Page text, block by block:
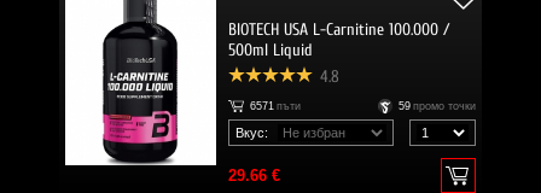
BIOTECH USA L-Carnitine 100.000 /
500ml Liquid
4.8
6571 пъти 59 промо точки
Вкус:
29.66 €